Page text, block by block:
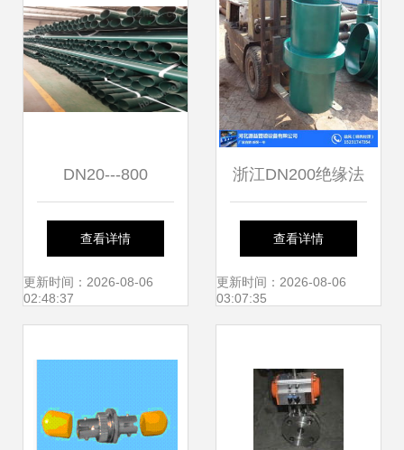
DN20---800
查看详情
更新时间：2026-08-06
02:48:37
浙江DN200绝缘法
兰 源益管道以品质
定义行业标杆
查看详情
更新时间：2026-08-06
03:07:35